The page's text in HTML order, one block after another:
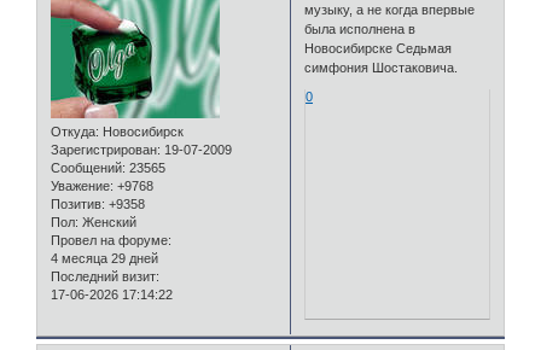
Откуда: Новосибирск
Зарегистрирован: 19-07-2009
Сообщений: 23565
Уважение: +9768
Позитив: +9358
Пол: Женский
Провел на форуме:
4 месяца 29 дней
Последний визит:
17-06-2026 17:14:22
музыку, а не когда впервые
была исполнена в
Новосибирске Седьмая
симфония Шостаковича.
0